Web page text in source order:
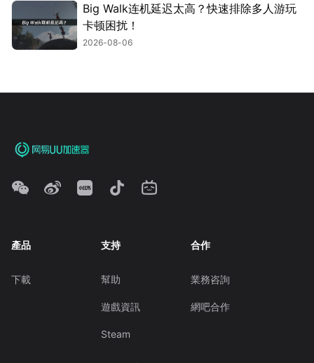
Big Walk连机延迟太高？快速排除多人游玩
卡顿困扰！
2026-08-06
產品
下載
支持
幫助
遊戲資訊
Steam
合作
業務咨詢
網吧合作